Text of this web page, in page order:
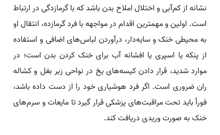
نشانه از کم‌آبی و اختلال املاح بدن باشد که با گرمازدگی در ارتباط
است. اولین و مهمترین اقدام در مواجهه با فرد گرمازده، انتقال او
به محیطی خنک و سایه‌دار، درآوردن لباس‌های اضافی و استفاده
از پنکه یا اسپری یا افشانه آب برای خنک کردن بدن است؛ در
موارد شدید، قرار دادن کیسه‌های یخ در نواحی زیر بغل و کشاله
ران ضروری است. اگر فرد هوشیاری خود را از دست داده باشد،
فوراً باید تحت مراقبت‌های پزشکی قرار گیرد تا مایعات و سرم‌های
خنک به صورت وریدی دریافت کند.